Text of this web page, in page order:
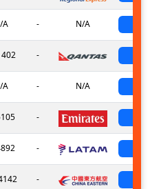
A - N/A
-
A - N/A
-
-
-